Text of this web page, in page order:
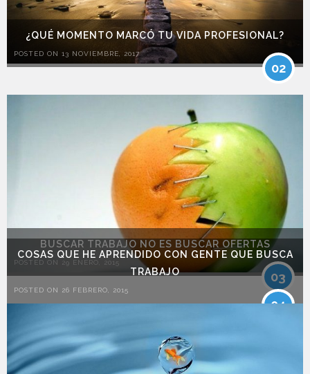
¿QUÉ MOMENTO MARCÓ TU VIDA PROFESIONAL?
POSTED ON 13 NOVIEMBRE, 2017
02
BUSCAR TRABAJO NO ES BUSCAR OFERTAS
POSTED ON 29 ENERO, 2015
03
COSAS QUE HE APRENDIDO CON GENTE QUE BUSCA
TRABAJO
POSTED ON 26 FEBRERO, 2015
04